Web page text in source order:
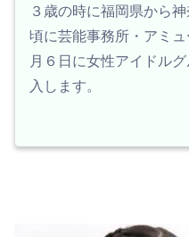
３歳の時に福岡県から
頃に芸能事務所・アミ
月６日に女性アイドル
入します。